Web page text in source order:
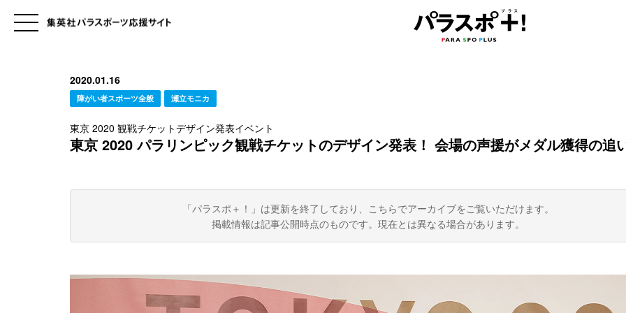
2020.01.16
障がい者スポーツ全般 瀬立モニカ
東京 2020 観戦チケットデザイン発表イベント
東京 2020 パラリンピック観戦チケットのデザイン発表！ 会場の声援がメダル獲得の追
「パラスポ＋！」は更新を終了しており、こちらでアーカイブをご覧いただけます。
掲載情報は記事公開時点のものです。現在とは異なる場合があります。